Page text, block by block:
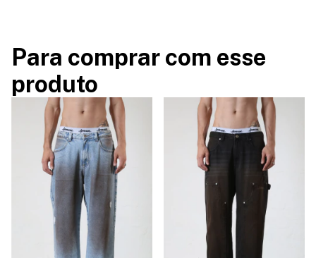
Para comprar com esse
produto